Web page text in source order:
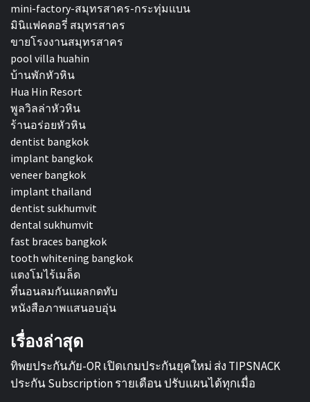
mini-factory-สมุทรสาคร-กระทุ่มแบน
มินิแฟคตอรี่ สมุทรสาคร
ขายโรงงานสมุทรสาคร
pool villa huahin
บ้านพักหัวหิน
Hua Hin Resort
พูลวิลล่าหัวหิน
ร้านอร่อยหัวหิน
dentist bangkok
implant bangkok
veneer bangkok
implant thailand
dentist sukhumvit
dental sukhumvit
fast braces bangkok
tooth whitening bangkok
แตงโมไร้เมล็ด
ที่นอนลมกันแผลกดทับ
หนังสือภาพแสนอบอุ่น
เรื่องล่าสุด
ทิพยประกันภัย-OR เปิดเกมประกันยุคใหม่ ส่ง TIPSNACK
ประกัน Subscription รายเดือน ปรับแผนได้ทุกเมื่อ